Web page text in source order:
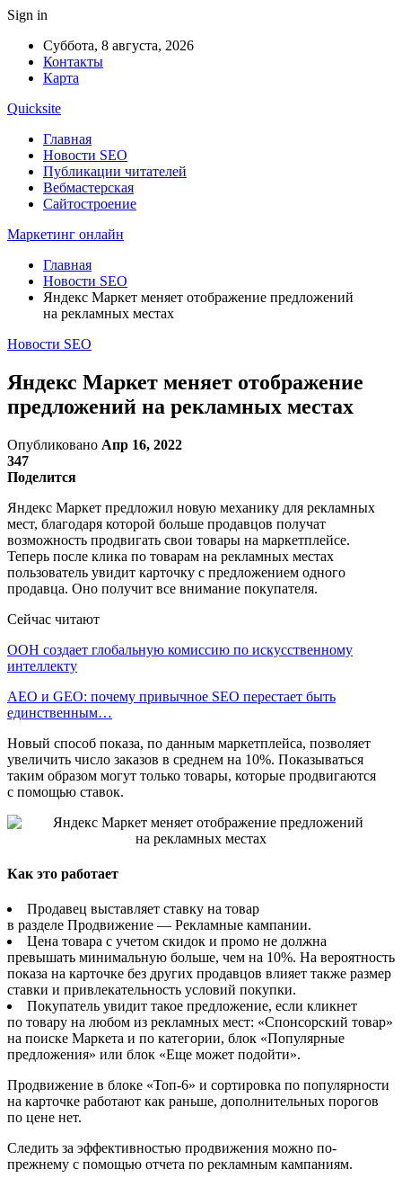
Sign in
Суббота, 8 августа, 2026
Контакты
Карта
Quicksite
Главная
Новости SEO
Публикации читателей
Вебмастерская
Сайтостроение
Маркетинг онлайн
Главная
Новости SEO
Яндекс Маркет меняет отображение предложений
на рекламных местах
Новости SEO
Яндекс Маркет меняет отображение
предложений на рекламных местах
Опубликовано Апр 16, 2022
347
Поделится
Яндекс Маркет предложил новую механику для рекламных
мест, благодаря которой больше продавцов получат
возможность продвигать свои товары на маркетплейсе.
Теперь после клика по товарам на рекламных местах
пользователь увидит карточку с предложением одного
продавца. Оно получит все внимание покупателя.
Сейчас читают
ООН создает глобальную комиссию по искусственному
интеллекту
AEO и GEO: почему привычное SEO перестает быть
единственным…
Новый способ показа, по данным маркетплейса, позволяет
увеличить число заказов в среднем на 10%. Показываться
таким образом могут только товары, которые продвигаются
с помощью ставок.
Как это работает
Продавец выставляет ставку на товар
в разделе Продвижение — Рекламные кампании.
Цена товара с учетом скидок и промо не должна
превышать минимальную больше, чем на 10%. На вероятность
показа на карточке без других продавцов влияет также размер
ставки и привлекательность условий покупки.
Покупатель увидит такое предложение, если кликнет
по товару на любом из рекламных мест: «Спонсорский товар»
на поиске Маркета и по категории, блок «Популярные
предложения» или блок «Еще может подойти».
Продвижение в блоке «Топ-6» и сортировка по популярности
на карточке работают как раньше, дополнительных порогов
по цене нет.
Следить за эффективностью продвижения можно по-
прежнему с помощью отчета по рекламным кампаниям.